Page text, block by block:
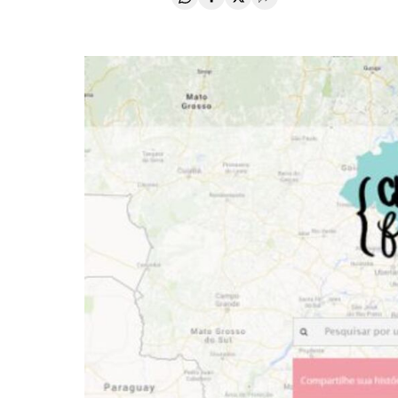
Compartir en Whatsapp
Compartir en Facebook
Compartir en Twitter
Desplegar Redes